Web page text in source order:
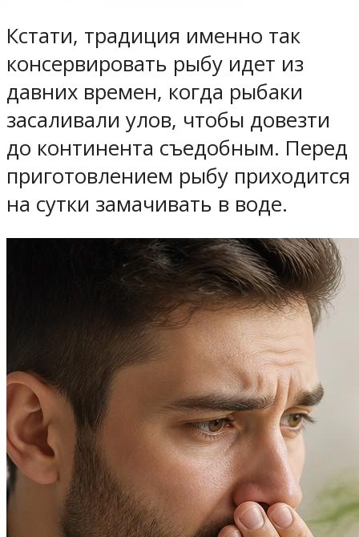
Кстати, традиция именно так
консервировать рыбу идет из
давних времен, когда рыбаки
засаливали улов, чтобы довезти
до континента съедобным. Перед
приготовлением рыбу приходится
на сутки замачивать в воде.